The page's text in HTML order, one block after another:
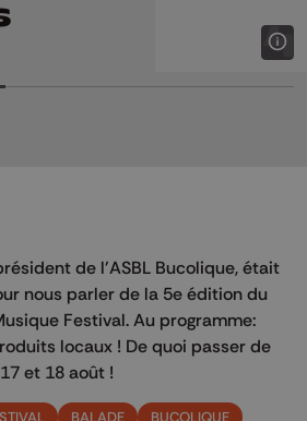
FaceBook
sur LinkedIn
sur Whatsapp
de l'ASBL Bucolique, était
nous parler de la 5e édition du
Festival. Au programme:
locaux ! De quoi passer de
et 18 août !
BALADE BUCOLIQUE